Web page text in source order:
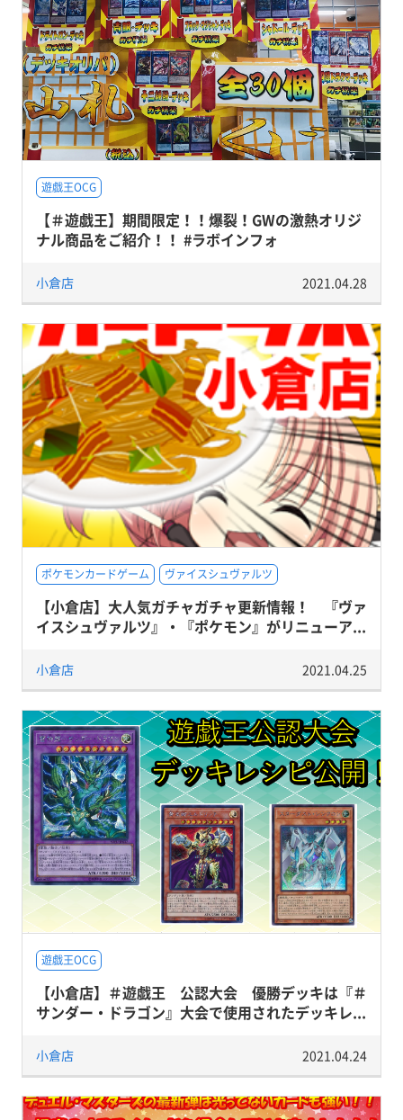
遊戯王OCG
【＃遊戯王】期間限定！！爆裂！GWの激熱オリジ
ナル商品をご紹介！！ #ラボインフォ
小倉店 2021.04.28
ポケモンカードゲーム ヴァイスシュヴァルツ
【小倉店】大人気ガチャガチャ更新情報！ 『ヴァ
イスシュヴァルツ』・『ポケモン』がリニューア...
小倉店 2021.04.25
遊戯王OCG
【小倉店】＃遊戯王 公認大会 優勝デッキは『＃
サンダー・ドラゴン』大会で使用されたデッキレ...
小倉店 2021.04.24